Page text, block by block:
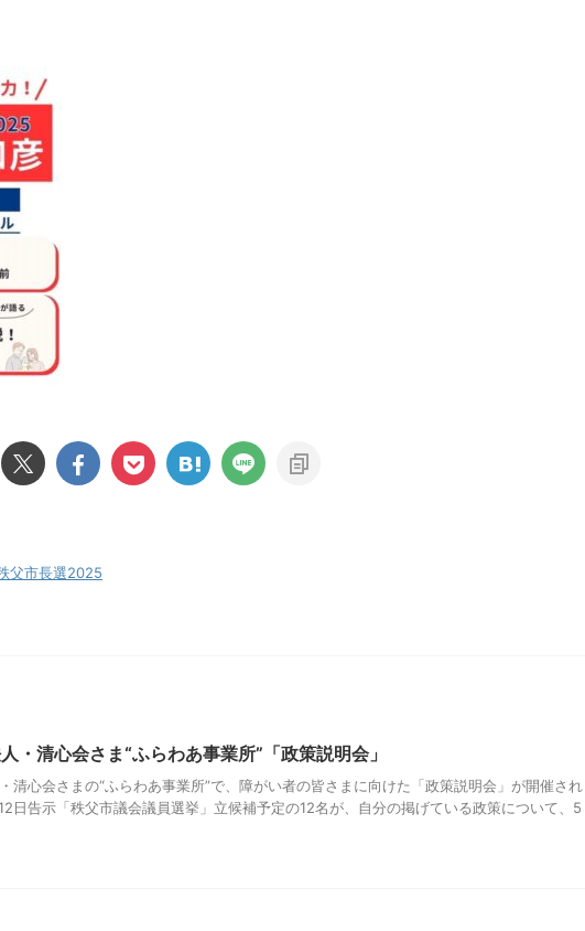
父市長選2025
・清心会さま“ふらわあ事業所”「政策説明会」
清心会さまの“ふらわあ事業所”で、障がい者の皆さまに向けた「政策説明会」が開催され
日告示「秩父市議会議員選挙」立候補予定の12名が、自分の掲げている政策について、5